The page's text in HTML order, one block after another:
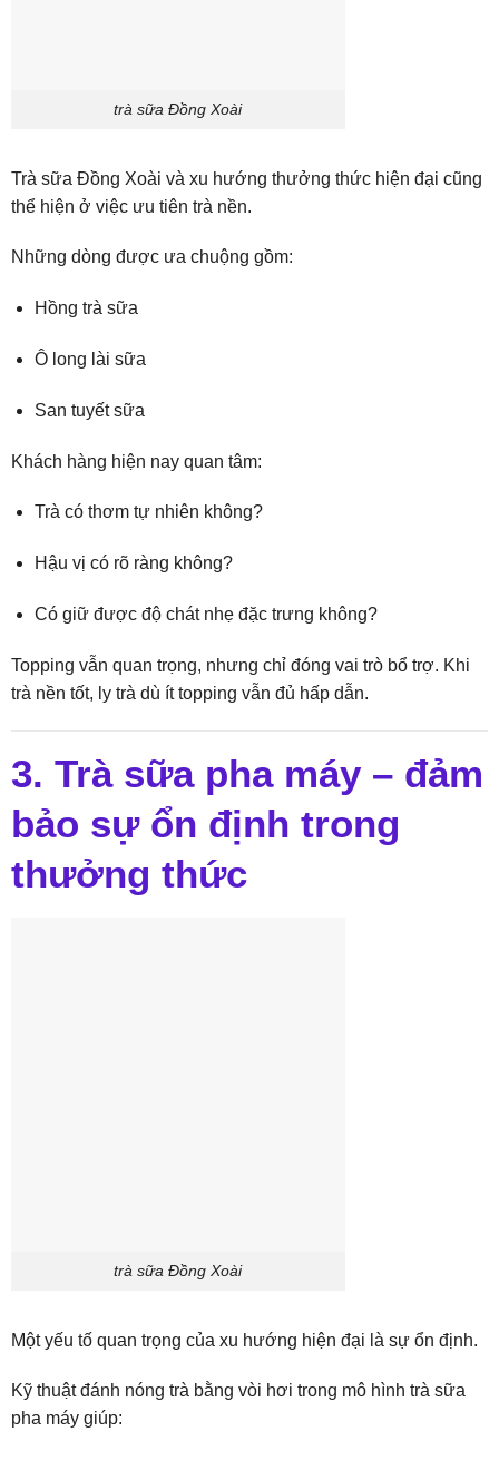
trà sữa Đồng Xoài
Trà sữa Đồng Xoài và xu hướng thưởng thức hiện đại cũng
thể hiện ở việc ưu tiên trà nền.
Những dòng được ưa chuộng gồm:
Hồng trà sữa
Ô long lài sữa
San tuyết sữa
Khách hàng hiện nay quan tâm:
Trà có thơm tự nhiên không?
Hậu vị có rõ ràng không?
Có giữ được độ chát nhẹ đặc trưng không?
Topping vẫn quan trọng, nhưng chỉ đóng vai trò bổ trợ. Khi
trà nền tốt, ly trà dù ít topping vẫn đủ hấp dẫn.
3. Trà sữa pha máy – đảm
bảo sự ổn định trong
thưởng thức
trà sữa Đồng Xoài
Một yếu tố quan trọng của xu hướng hiện đại là sự ổn định.
Kỹ thuật đánh nóng trà bằng vòi hơi trong mô hình trà sữa
pha máy giúp: